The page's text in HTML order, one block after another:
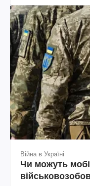
Війна в Україні
Чи можуть